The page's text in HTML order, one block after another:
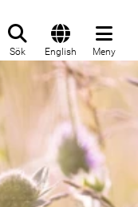
Sök English Meny